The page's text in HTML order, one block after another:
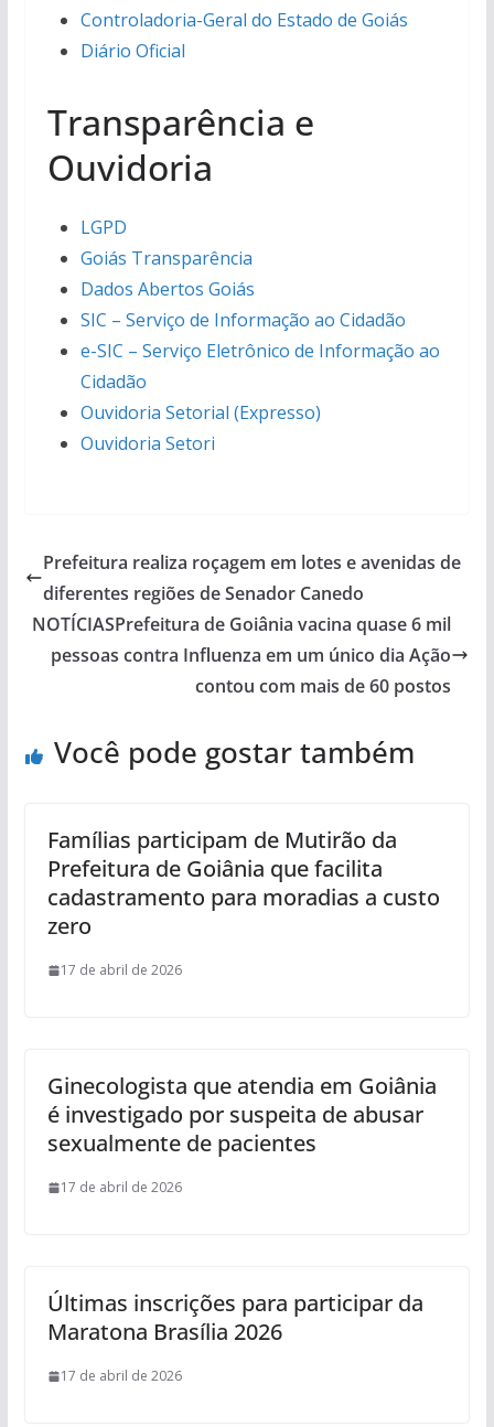
Controladoria-Geral do Estado de Goiás
Diário Oficial
Transparência e
Ouvidoria
LGPD
Goiás Transparência
Dados Abertos Goiás
SIC – Serviço de Informação ao Cidadão
e-SIC – Serviço Eletrônico de Informação ao
Cidadão
Ouvidoria Setorial (Expresso)
Ouvidoria Setori
Prefeitura realiza roçagem em lotes e avenidas de
diferentes regiões de Senador Canedo
NOTÍCIASPrefeitura de Goiânia vacina quase 6 mil
pessoas contra Influenza em um único dia Ação
contou com mais de 60 postos
Você pode gostar também
Famílias participam de Mutirão da
Prefeitura de Goiânia que facilita
cadastramento para moradias a custo
zero
17 de abril de 2026
Ginecologista que atendia em Goiânia
é investigado por suspeita de abusar
sexualmente de pacientes
17 de abril de 2026
Últimas inscrições para participar da
Maratona Brasília 2026
17 de abril de 2026